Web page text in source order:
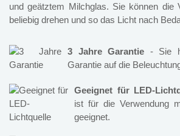
und geätztem Milchglas. Sie können die
beliebig drehen und so das Licht nach
3 Jahre Garantie - Sie
Garantie auf die
Geeignet für LED-
ist für die Verwendung
geeignet.